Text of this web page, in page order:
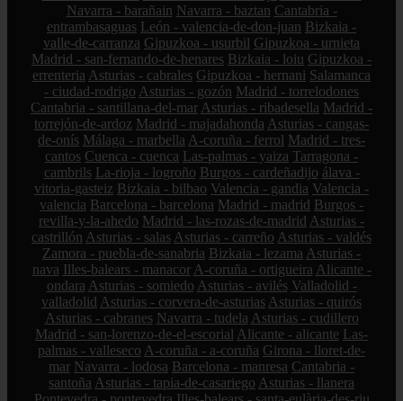
Navarra - barañain Navarra - baztan Cantabria -
entrambasaguas León - valencia-de-don-juan Bizkaia -
valle-de-carranza Gipuzkoa - usurbil Gipuzkoa - urnieta
Madrid - san-fernando-de-henares Bizkaia - loiu Gipuzkoa -
errenteria Asturias - cabrales Gipuzkoa - hernani Salamanca
- ciudad-rodrigo Asturias - gozón Madrid - torrelodones
Cantabria - santillana-del-mar Asturias - ribadesella Madrid -
torrejón-de-ardoz Madrid - majadahonda Asturias - cangas-
de-onís Málaga - marbella A-coruña - ferrol Madrid - tres-
cantos Cuenca - cuenca Las-palmas - yaiza Tarragona -
cambrils La-rioja - logroño Burgos - cardeñadijo álava -
vitoria-gasteiz Bizkaia - bilbao Valencia - gandia Valencia -
valencia Barcelona - barcelona Madrid - madrid Burgos -
revilla-y-la-ahedo Madrid - las-rozas-de-madrid Asturias -
castrillón Asturias - salas Asturias - carreño Asturias - valdés
Zamora - puebla-de-sanabria Bizkaia - lezama Asturias -
nava Illes-balears - manacor A-coruña - ortigueira Alicante -
ondara Asturias - somiedo Asturias - avilés Valladolid -
valladolid Asturias - corvera-de-asturias Asturias - quirós
Asturias - cabranes Navarra - tudela Asturias - cudillero
Madrid - san-lorenzo-de-el-escorial Alicante - alicante Las-
palmas - valleseco A-coruña - a-coruña Girona - lloret-de-
mar Navarra - lodosa Barcelona - manresa Cantabria -
santoña Asturias - tapia-de-casariego Asturias - llanera